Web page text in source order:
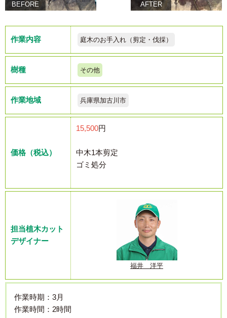
BEFORE AFTER
作業内容 庭木のお手入れ（剪定・伐採）
樹種 その他
作業地域 兵庫県加古川市
価格（税込）
15,500円
中木1本剪定
ゴミ処分
担当植木カット
デザイナー
福井 洋平
作業時期：3月
作業時間：2時間